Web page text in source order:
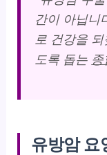
간이 아닙니
로 건강을
도록 돕는
유방암 요